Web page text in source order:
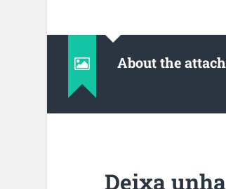
About the
Deixa